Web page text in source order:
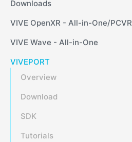
Downloads
VIVE OpenXR - All-in-One/PCVR
VIVE Wave - All-in-One
VIVEPORT
Overview
Download
SDK
Tutorials